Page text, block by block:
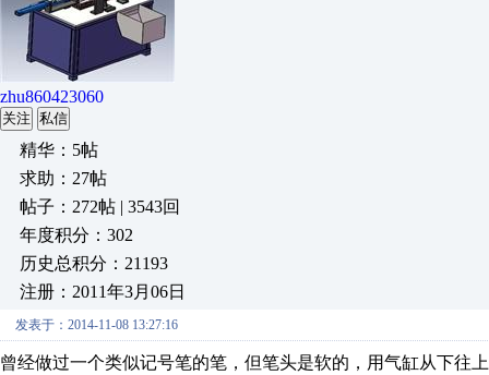
zhu860423060
关注 私信
精华：5帖
求助：27帖
帖子：272帖 | 3543回
年度积分：302
历史总积分：21193
注册：2011年3月06日
发表于：2014-11-08 13:27:16
曾经做过一个类似记号笔的笔，但笔头是软的，用气缸从下往